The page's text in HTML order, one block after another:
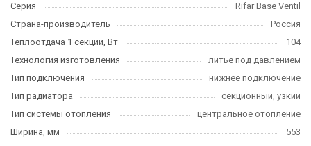
Серия
Rifar Base Ventil
Страна-производитель
Россия
Теплоотдача 1 секции, Вт
104
Технология изготовления
литье под давлением
Тип подключения
нижнее подключение
Тип радиатора
секционный, узкий
Тип системы отопления
центральное отопление
Ширина, мм
553